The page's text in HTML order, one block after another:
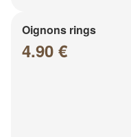
Oignons rings
4.90 €